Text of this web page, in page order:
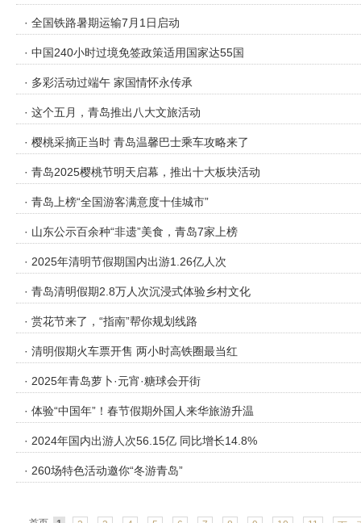
· 全国铁路暑期运输7月1日启动
· 中国240小时过境免签政策适用国家达55国
· 多彩活动过端午 家国情怀永传承
· 这个五月，青岛推出八大文旅活动
· 樱桃采摘正当时 青岛温馨巴士乘车攻略来了
· 青岛2025樱桃节明天启幕，推出十大板块活动
· 青岛上榜“全国游客满意度十佳城市”
· 山东公示百余种“非遗”美食，青岛7家上榜
· 2025年清明节假期国内出游1.26亿人次
· 青岛清明假期2.8万人次沉浸式体验乡村文化
· 赏花节来了，“指南”帮你规划线路
· 清明假期火车票开售 两小时高铁圈最当红
· 2025年青岛萝卜·元宵·糖球会开街
· 体验“中国年”！春节假期外国人来华旅游升温
· 2024年国内出游人次56.15亿 同比增长14.8%
· 260场特色活动邀你“冬游青岛”